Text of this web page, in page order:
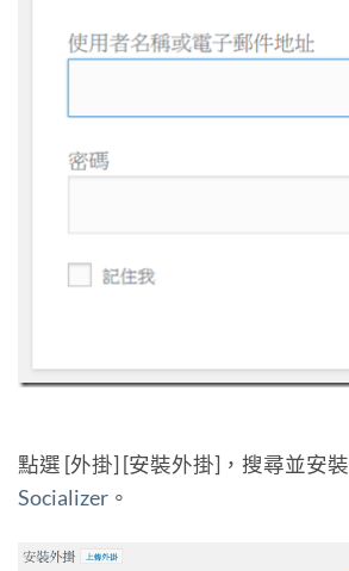
點選 [外掛] [安裝外掛]，搜尋並安裝
Socializer 。